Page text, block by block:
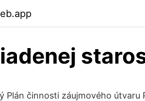
činnosti záujmového útvaru